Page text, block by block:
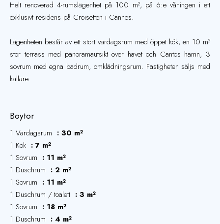
Helt renoverad 4-rumslägenhet på 100 m², på 6:e våningen i ett
exklusivt residens på Croisetten i Cannes.
Lägenheten består av ett stort vardagsrum med öppet kök, en 10 m²
stor terrass med panoramautsikt över havet och Cantos hamn, 3
sovrum med egna badrum, omklädningsrum. Fastigheten säljs med
källare.
Boytor
1 Vardagsrum
30 m²
1 Kök
7 m²
1 Sovrum
11 m²
1 Duschrum
2 m²
1 Sovrum
11 m²
1 Duschrum / toalett
3 m²
1 Sovrum
18 m²
1 Duschrum
4 m²